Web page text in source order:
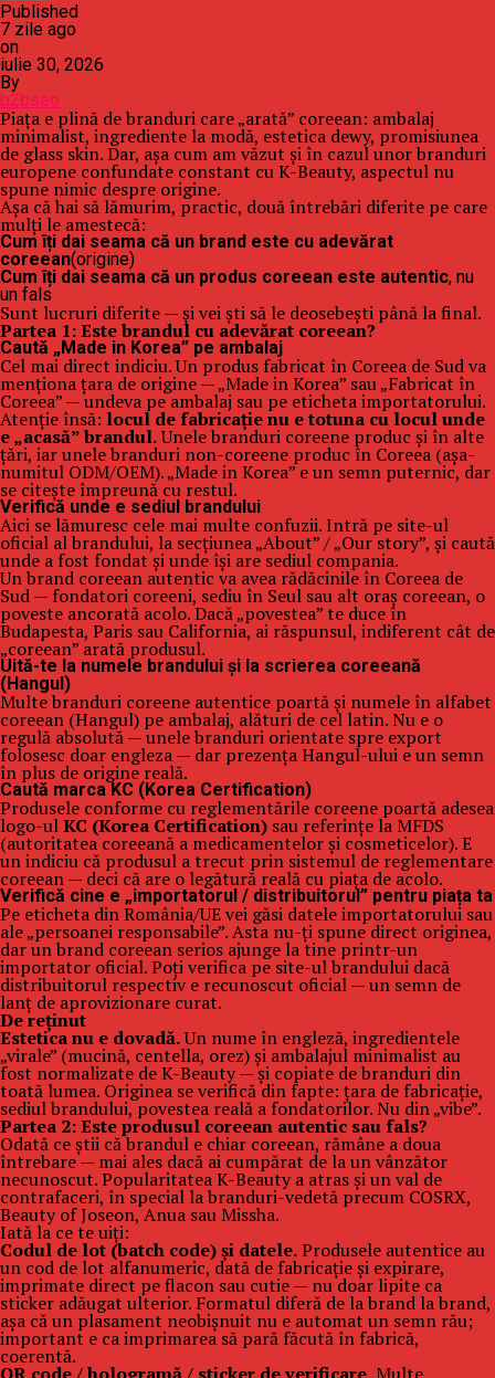
Published
7 zile ago
on
iulie 30, 2026
By
b2bseo
Piața e plină de branduri care „arată” coreean: ambalaj
minimalist, ingrediente la modă, estetica dewy, promisiunea
de glass skin. Dar, așa cum am văzut și în cazul unor branduri
europene confundate constant cu K-Beauty, aspectul nu
spune nimic despre origine.
Așa că hai să lămurim, practic, două întrebări diferite pe care
mulți le amestecă:
Cum îți dai seama că un brand este cu adevărat
coreean(origine)
Cum îți dai seama că un produs coreean este autentic, nu
un fals
Sunt lucruri diferite — și vei ști să le deosebești până la final.
Partea 1: Este brandul cu adevărat coreean?
Caută „Made in Korea” pe ambalaj
Cel mai direct indiciu. Un produs fabricat în Coreea de Sud va
menționa țara de origine — „Made in Korea” sau „Fabricat în
Coreea” — undeva pe ambalaj sau pe eticheta importatorului.
Atenție însă: locul de fabricație nu e totuna cu locul unde
e „acasă” brandul.Unele branduri coreene produc și în alte
țări, iar unele branduri non-coreene produc în Coreea (așa-
numitul ODM/OEM). „Made in Korea” e un semn puternic, dar
se citește împreună cu restul.
Verifică unde e sediul brandului
Aici se lămuresc cele mai multe confuzii. Intră pe site-ul
oficial al brandului, la secțiunea „About” / „Our story”, și caută
unde a fost fondat și unde își are sediul compania.
Un brand coreean autentic va avea rădăcinile în Coreea de
Sud — fondatori coreeni, sediu în Seul sau alt oraș coreean, o
poveste ancorată acolo. Dacă „povestea” te duce în
Budapesta, Paris sau California, ai răspunsul, indiferent cât de
„coreean” arată produsul.
Uită-te la numele brandului și la scrierea coreeană
(Hangul)
Multe branduri coreene autentice poartă și numele în alfabet
coreean (Hangul) pe ambalaj, alături de cel latin. Nu e o
regulă absolută — unele branduri orientate spre export
folosesc doar engleza — dar prezența Hangul-ului e un semn
în plus de origine reală.
Caută marca KC (Korea Certification)
Produsele conforme cu reglementările coreene poartă adesea
logo-ulKC (Korea Certification) sau referințe la MFDS
(autoritatea coreeană a medicamentelor și cosmeticelor). E
un indiciu că produsul a trecut prin sistemul de reglementare
coreean — deci că are o legătură reală cu piața de acolo.
Verifică cine e „importatorul / distribuitorul” pentru piața ta
Pe eticheta din România/UE vei găsi datele importatorului sau
ale „persoanei responsabile”. Asta nu-ți spune direct originea,
dar un brand coreean serios ajunge la tine printr-un
importator oficial. Poți verifica pe site-ul brandului dacă
distribuitorul respectiv e recunoscut oficial — un semn de
lanț de aprovizionare curat.
De reținut
Estetica nu e dovadă.Un nume în engleză, ingredientele
„virale” (mucină, centella, orez) și ambalajul minimalist au
fost normalizate de K-Beauty — și copiate de branduri din
toată lumea. Originea se verifică din fapte: țara de fabricație,
sediul brandului, povestea reală a fondatorilor. Nu din „vibe”.
Partea 2: Este produsul coreean autentic sau fals?
Odată ce știi că brandul e chiar coreean, rămâne a doua
întrebare — mai ales dacă ai cumpărat de la un vânzător
necunoscut. Popularitatea K-Beauty a atras și un val de
contrafaceri, în special la branduri-vedetă precum COSRX,
Beauty of Joseon, Anua sau Missha.
Iată la ce te uiți:
Codul de lot (batch code) și datele.Produsele autentice au
un cod de lot alfanumeric, dată de fabricație și expirare,
imprimate direct pe flacon sau cutie — nu doar lipite ca
sticker adăugat ulterior. Formatul diferă de la brand la brand,
așa că un plasament neobișnuit nu e automat un semn rău;
important e ca imprimarea să pară făcută în fabrică,
coerentă.